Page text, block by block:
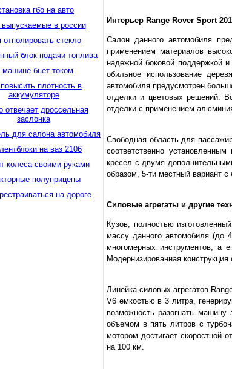
Интерьер Range Rover Sport
Салон данного автомобиля
применением материалов
надежной боковой поддержкой
обильное использование
автомобиля предусмотрен
отделки и цветовых решений.
отделки с применением
Свободная область для
соответственно
кресел с двумя
образом, 5-ти местный вариант
Силовые агрегаты и другие
Кузов, полностью
массу данного автомобиля (до
многомерных инструментов, а
Модернизированная
Линейка силовых агрегатов
V6 емкостью в 3 литра,
возможность разогнать
объемом в пять литров с
мотором достигает скоростной
на 100 км.
гбо на авто
выпускаемые в россии
отполировать стекло
блок подачи топлива
машине бьет током
плотность в
аккумуляторе
отвечает дроссельная
заслонка
для салона автомобиля
на ваз 2106
колеса своими руками
полуприцепы
на дороге